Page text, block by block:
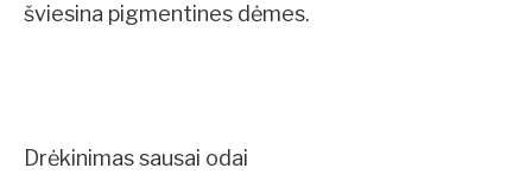
šviesina pigmentines dėmes.
Drėkinimas sausai odai